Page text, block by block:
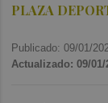
PLAZA
Publicado: 09/01/
Actualizado: 09/01/